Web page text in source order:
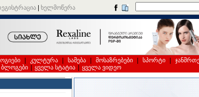
ხელმოწერა
კულტურა სამება მოსაზრებები სპორტი
ბლოგები ყველა სტატია ყველა ვიდეო